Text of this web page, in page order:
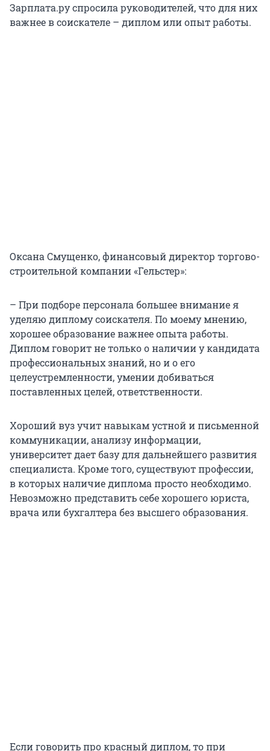
Зарплата.ру спросила руководителей, что для них
важнее в соискателе – диплом или опыт работы.
Оксана Смущенко, финансовый директор торгово-
строительной компании «Гельстер»:
– При подборе персонала большее внимание я
уделяю диплому соискателя. По моему мнению,
хорошее образование важнее опыта работы.
Диплом говорит не только о наличии у кандидата
профессиональных знаний, но и о его
целеустремленности, умении добиваться
поставленных целей, ответственности.
Хороший вуз учит навыкам устной и письменной
коммуникации, анализу информации,
университет дает базу для дальнейшего развития
специалиста. Кроме того, существуют профессии,
в которых наличие диплома просто необходимо.
Невозможно представить себе хорошего юриста,
врача или бухгалтера без высшего образования.
Если говорить про красный диплом, то при